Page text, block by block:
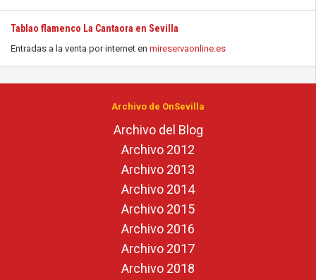
Tablao flamenco La Cantaora en Sevilla
Entradas a la venta por internet en mireservaonline.es
Archivo de OnSevilla
Archivo del Blog
Archivo 2012
Archivo 2013
Archivo 2014
Archivo 2015
Archivo 2016
Archivo 2017
Archivo 2018